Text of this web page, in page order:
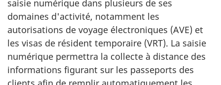
saisie numérique dans plusieurs de ses
domaines d'activité, notamment les
autorisations de voyage électroniques (AVE) et
les visas de résident temporaire (VRT). La saisie
numérique permettra la collecte à distance des
informations figurant sur les passeports des